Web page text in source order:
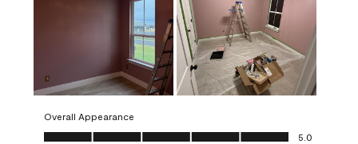
Overall Appearance
Overall Appearance, 5.0 out of 5
5.0